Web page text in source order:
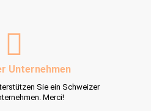
Unternehmen
Sie ein Schweizer
Merci!